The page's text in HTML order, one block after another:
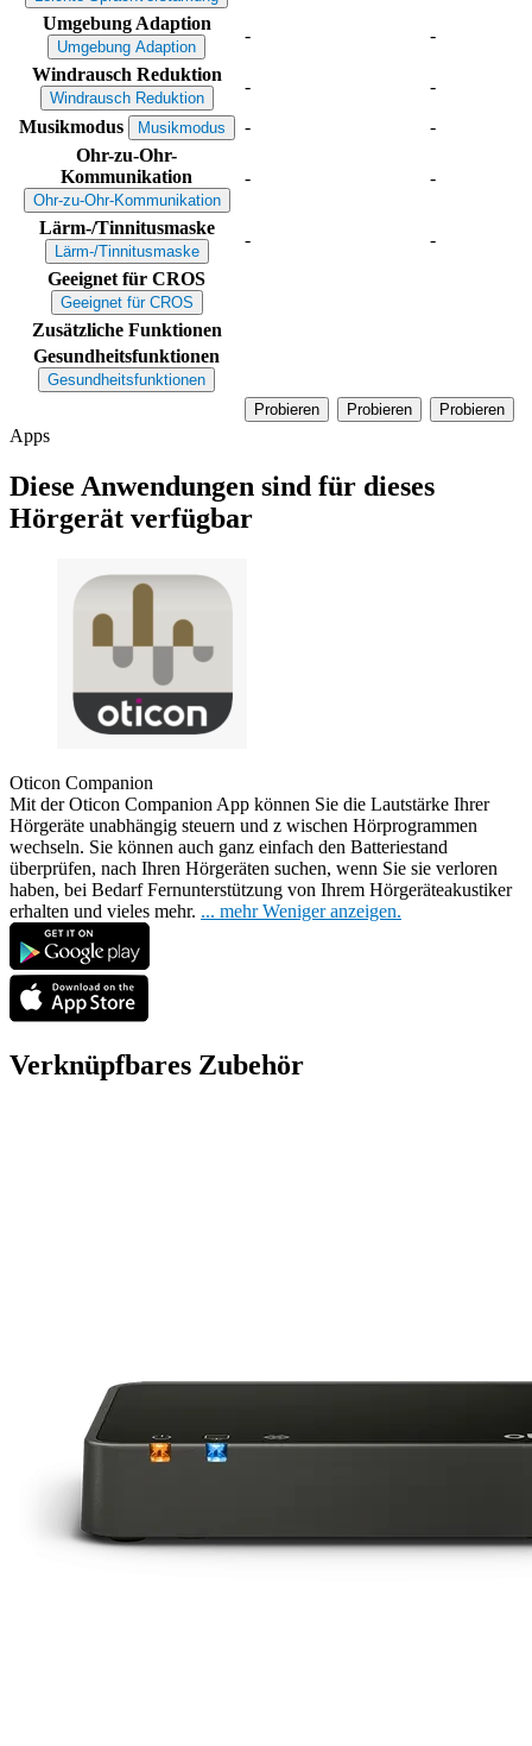
Umgebung Adaption
Umgebung Adaption
-
-
Windrausch Reduktion
Windrausch Reduktion
-
-
Musikmodus
Musikmodus -
-
Ohr-zu-Ohr-
Kommunikation
Ohr-zu-Ohr-Kommunikation
- -
Lärm-/Tinnitusmaske
Lärm-/Tinnitusmaske
-
-
Geeignet für CROS
Geeignet für CROS
Zusätzliche Funktionen
Gesundheitsfunktionen
Gesundheitsfunktionen
Probieren
Probieren Probieren
Apps
Diese Anwendungen sind für dieses
Hörgerät verfügbar
Oticon Companion
Mit der Oticon Companion App können Sie die Lautstärke Ihrer
Hörgeräte unabhängig steuern und z wischen Hörprogrammen
wechseln. Sie können auch ganz einfach den Batteriestand
überprüfen, nach Ihren Hörgeräten suchen, wenn Sie sie verloren
haben, bei Bedarf Fernunterstützung von Ihrem Hörgeräteakustiker
erhalten und vieles mehr. ... mehr Weniger anzeigen.
Verknüpfbares Zubehör